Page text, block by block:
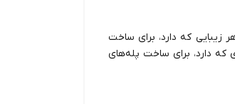
زیبایی که دارد، برای ساخت
که دارد، برای ساخت پله‌های